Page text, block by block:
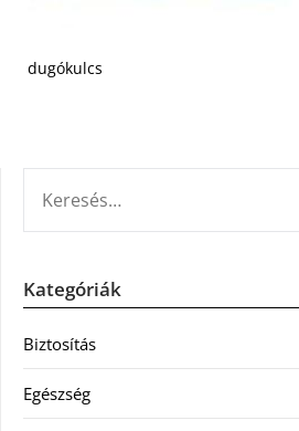
dugókulcs
Kategóriák
Biztosítás
Egészség